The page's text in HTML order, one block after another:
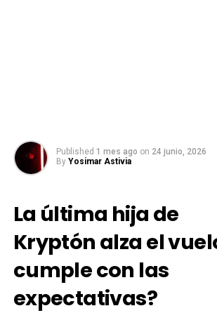
Published 1 mes ago on 24 junio, 2026
By Yosimar Astivia
La última hija de
Kryptón alza el
cumple con las
expectativas?